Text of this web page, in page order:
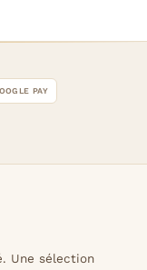
PAY
Une sélection